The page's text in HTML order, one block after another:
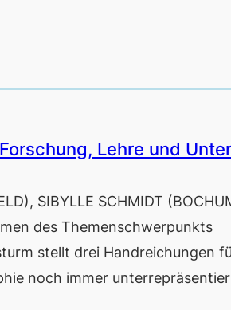
Lehre und
SIBYLLE SCHMIDT
des Themenschwerpunkts
stellt drei Handreichungen
noch immer